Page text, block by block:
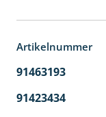
Artikelnummer
91463193
91423434